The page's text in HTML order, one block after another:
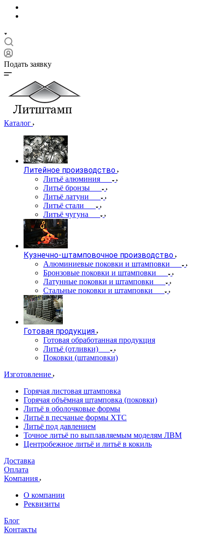
Подать заявку
Каталог
Литейное производство
Литьё алюминия
Литьё бронзы
Литьё латуни
Литьё стали
Литьё чугуна
Кузнечно-штамповочное производство
Алюминиевые поковки и штамповки
Бронзовые поковки и штамповки
Латунные поковки и штамповки
Стальные поковки и штамповки
Готовая продукция
Готовая обработанная продукция
Литьё (отливки)
Поковки (штамповки)
Изготовление
Горячая листовая штамповка
Горячая объёмная штамповка (поковки)
Литьё в оболочковые формы
Литьё в песчаные формы ХТС
Литьё под давлением
Точное литьё по выплавляемым моделям ЛВМ
Центробежное литьё и литьё в кокиль
Доставка
Оплата
Компания
О компании
Реквизиты
Блог
Контакты